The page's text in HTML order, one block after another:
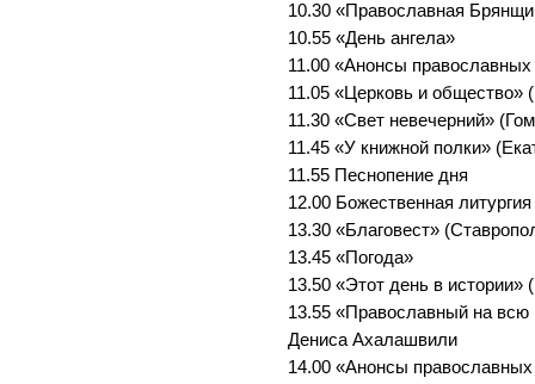
10.30 «Православная
10.55 «День ангела»
11.00 «Анонсы
11.05 «Церковь и общество»
11.30 «Свет невечерний»
11.45 «У книжной полки»
11.55 Песнопение дня
12.00 Божественная
13.30 «Благовест»
13.45 «Погода»
13.50 «Этот день в истории»
13.55 «Православный на всю
Дениса Ахалашвили
14.00 «Анонсы